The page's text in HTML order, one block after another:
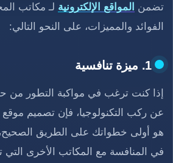
تضمن المواقع الإلكترونية لـ مكاتب
الفوائد والمميزات، على النحو التالي:
1. ميزة تنافسية
إذا كنت ترغب في مواكبة التطور من
عن ركب التكنولوجيا، فإن تصميم موقع
هو أولى خطواتك على الطريق
في المنافسة مع المكاتب الأخرى التي